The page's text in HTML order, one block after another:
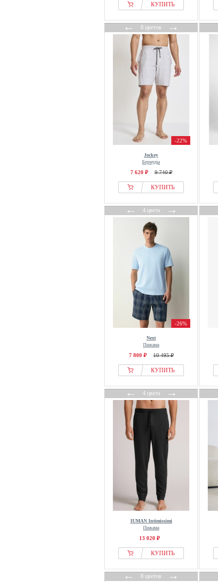
КУПИТЬ
←8 цветов→
-22%
Jockey
Бермуды
7 620 ₽ 9 740 ₽
КУПИТЬ
←4 цвета→
-26%
Next
Пижама
7 800 ₽ 10 495 ₽
КУПИТЬ
←4 цвета→
IUMAN Intimissimi
Пижама
13 020 ₽
КУПИТЬ
←8 цветов→